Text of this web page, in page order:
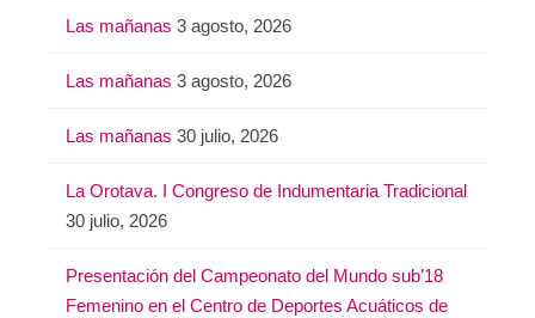
Las mañanas 3 agosto, 2026
Las mañanas 3 agosto, 2026
Las mañanas 30 julio, 2026
La Orotava. I Congreso de Indumentaria Tradicional
30 julio, 2026
Presentación del Campeonato del Mundo sub’18
Femenino en el Centro de Deportes Acuáticos de